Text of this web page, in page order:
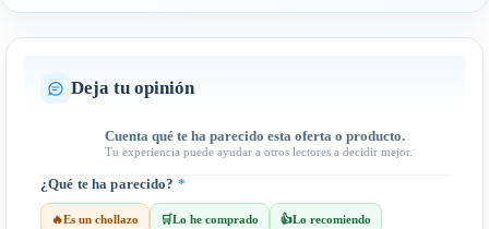
Deja tu opinión
Cuenta qué te ha parecido esta oferta o producto.
Tu experiencia puede ayudar a otros lectores a decidir mejor.
¿Qué te ha parecido? *
🔥Es un chollazo 🛒Lo he comprado 👍Lo recomiendo